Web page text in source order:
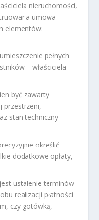
nieruchomości,
umowa
elementów:
pełnych
– właściciela
być zawarty
przestrzeni,
stan techniczny
określić
dodatkowe opłaty,
ustalenie terminów
realizacji płatności
czy gotówką,